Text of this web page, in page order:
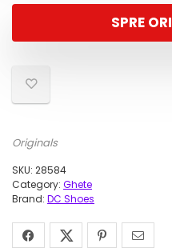
SPRE
Originals
SKU: 28584
Category: Ghete
Brand: DC Shoes